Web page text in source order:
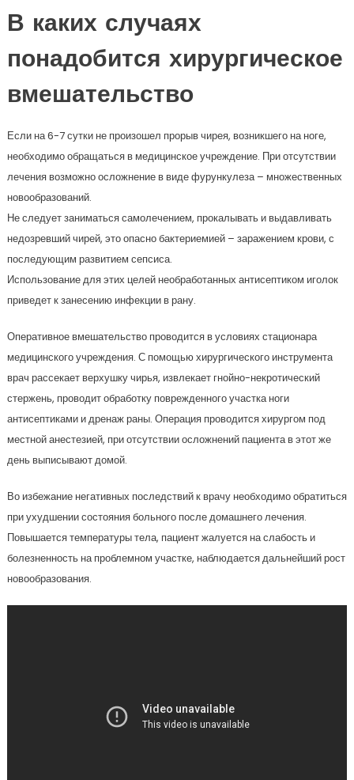
В каких случаях
понадобится хирургическое
вмешательство
Если на 6-7 сутки не произошел прорыв чирея, возникшего на ноге,
необходимо обращаться в медицинское учреждение. При отсутствии
лечения возможно осложнение в виде фурункулеза – множественных
новообразований.
Не следует заниматься самолечением, прокалывать и выдавливать
недозревший чирей, это опасно бактериемией – заражением крови, с
последующим развитием сепсиса.
Использование для этих целей необработанных антисептиком иголок
приведет к занесению инфекции в рану.
Оперативное вмешательство проводится в условиях стационара
медицинского учреждения. С помощью хирургического инструмента
врач рассекает верхушку чирья, извлекает гнойно-некротический
стержень, проводит обработку поврежденного участка ноги
антисептиками и дренаж раны. Операция проводится хирургом под
местной анестезией, при отсутствии осложнений пациента в этот же
день выписывают домой.
Во избежание негативных последствий к врачу необходимо обратиться
при ухудшении состояния больного после домашнего лечения.
Повышается температуры тела, пациент жалуется на слабость и
болезненность на проблемном участке, наблюдается дальнейший рост
новообразования.